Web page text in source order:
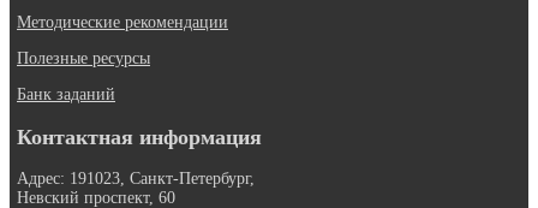
Методические рекомендации
Полезные ресурсы
Банк заданий
Контактная информация
Адрес: 191023, Санкт-Петербург,
Невский проспект, 60